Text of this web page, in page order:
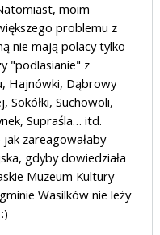
moim
problemu z
nie mają polacy tylko
"podlasianie" z
Hajnówki, Dąbrowy
Sokółki, Suchowoli,
Supraśla… itd.
jak zareagowałaby
gdyby dowiedziała
Muzeum Kultury
Wasilków nie leży